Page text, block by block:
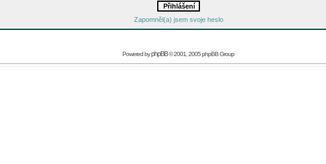
Zapomněl(a) jsem svoje heslo
Powered byphpBB© 2001, 2005 phpBB Group